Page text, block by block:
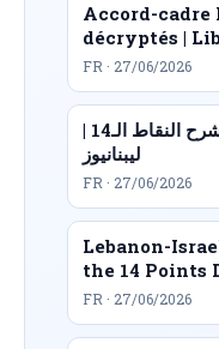
Accord-cadre
décryptés |
FR · 27/06/2026
الاتفاق الإطار بين لبنان وإسرائيل: شرح النقاط الـ14 |
ليبنانيوز
FR · 27/06/2026
Lebanon-
the 14 Points
FR · 27/06/2026